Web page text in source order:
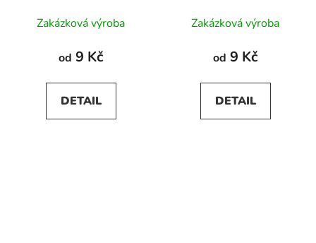
Zakázková výroba
od 9 Kč
DETAIL
Zakázková výroba
od 9 Kč
DETAIL